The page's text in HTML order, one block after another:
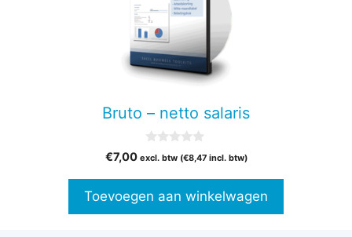
Bruto – netto salaris
v
5
€7,00 excl. btw (€8,47incl. btw)
Toevoegen aan winkelwagen